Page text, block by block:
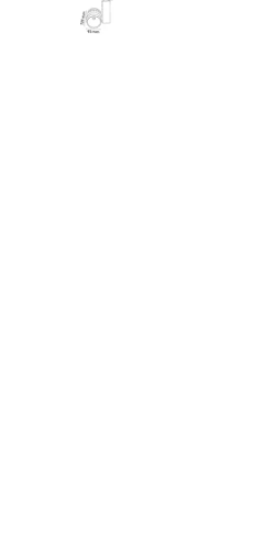
Led Ampuller